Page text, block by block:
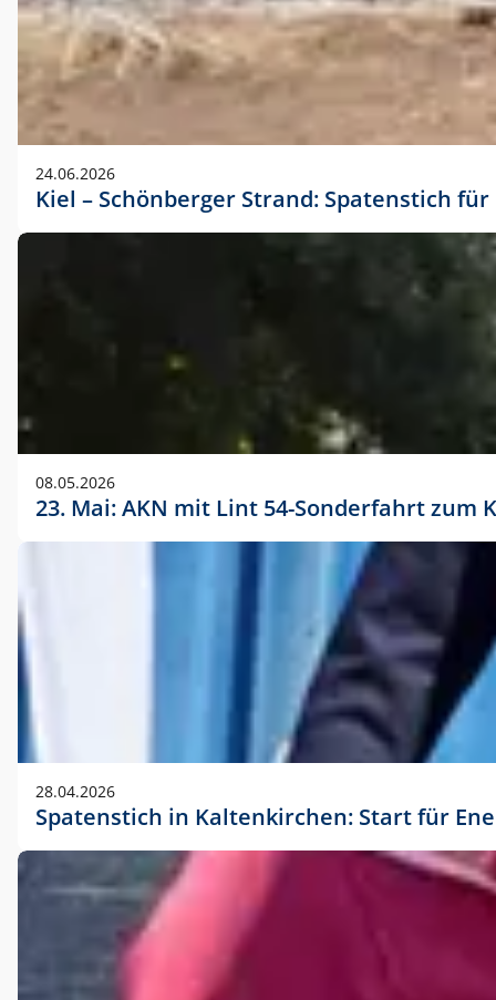
24.06.2026
Kiel – Schönberger Strand: Spatenstich
08.05.2026
23. Mai: AKN mit Lint 54-Sonderfahrt
28.04.2026
Spatenstich in Kaltenkirchen: Start für